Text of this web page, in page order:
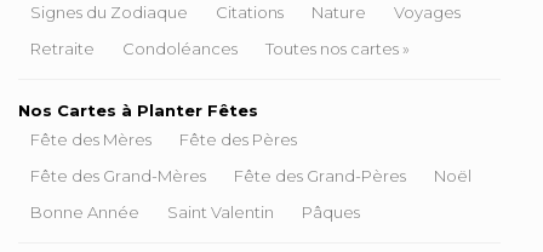
Signes du Zodiaque
Citations Nature
Voyages
Retraite
Condoléances Toutes nos cartes »
Nos Cartes à Planter Fêtes
Fête des Mères
Fête des Pères
Fête des Grand-Mères
Fête des Grand-Pères
Noël
Bonne Année
Saint Valentin Pâques